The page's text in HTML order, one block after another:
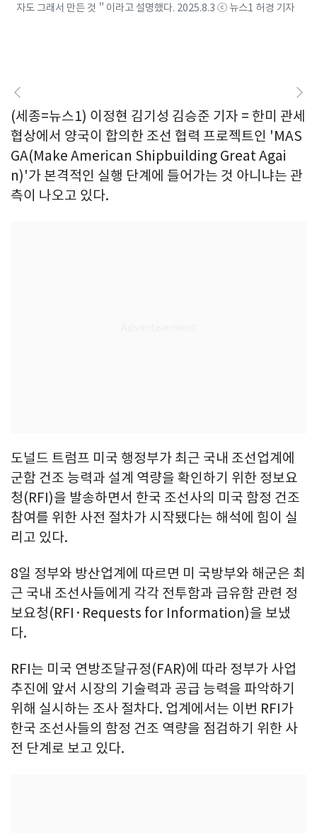
자도 그래서 만든 것＂이라고 설명했다. 2025.8.3 ⓒ 뉴스1 허경 기자
(세종=뉴스1) 이정현 김기성 김승준 기자 = 한미 관세
협상에서 양국이 합의한 조선 협력 프로젝트인 'MAS
GA(Make American Shipbuilding Great Agai
n)'가 본격적인 실행 단계에 들어가는 것 아니냐는 관
측이 나오고 있다.
도널드 트럼프 미국 행정부가 최근 국내 조선업계에
군함 건조 능력과 설계 역량을 확인하기 위한 정보요
청(RFI)을 발송하면서 한국 조선사의 미국 함정 건조
참여를 위한 사전 절차가 시작됐다는 해석에 힘이 실
리고 있다.
8일 정부와 방산업계에 따르면 미 국방부와 해군은 최
근 국내 조선사들에게 각각 전투함과 급유함 관련 정
보요청(RFI·Requests for Information)을 보냈
다.
RFI는 미국 연방조달규정(FAR)에 따라 정부가 사업
추진에 앞서 시장의 기술력과 공급 능력을 파악하기
위해 실시하는 조사 절차다. 업계에서는 이번 RFI가
한국 조선사들의 함정 건조 역량을 점검하기 위한 사
전 단계로 보고 있다.